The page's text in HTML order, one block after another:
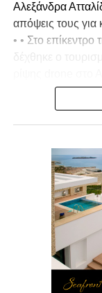
Αλεξάνδρα
απόψεις τους για
• • Στο
σχολιάζουν και
κατάστασης από
στον οποίο
• Ιδιαίτερη
ληφθούν για τη
έμφαση στην
των
μια περίοδο
• Στη συζήτηση
πυρετού, με τους
ευθύνες σχετικά